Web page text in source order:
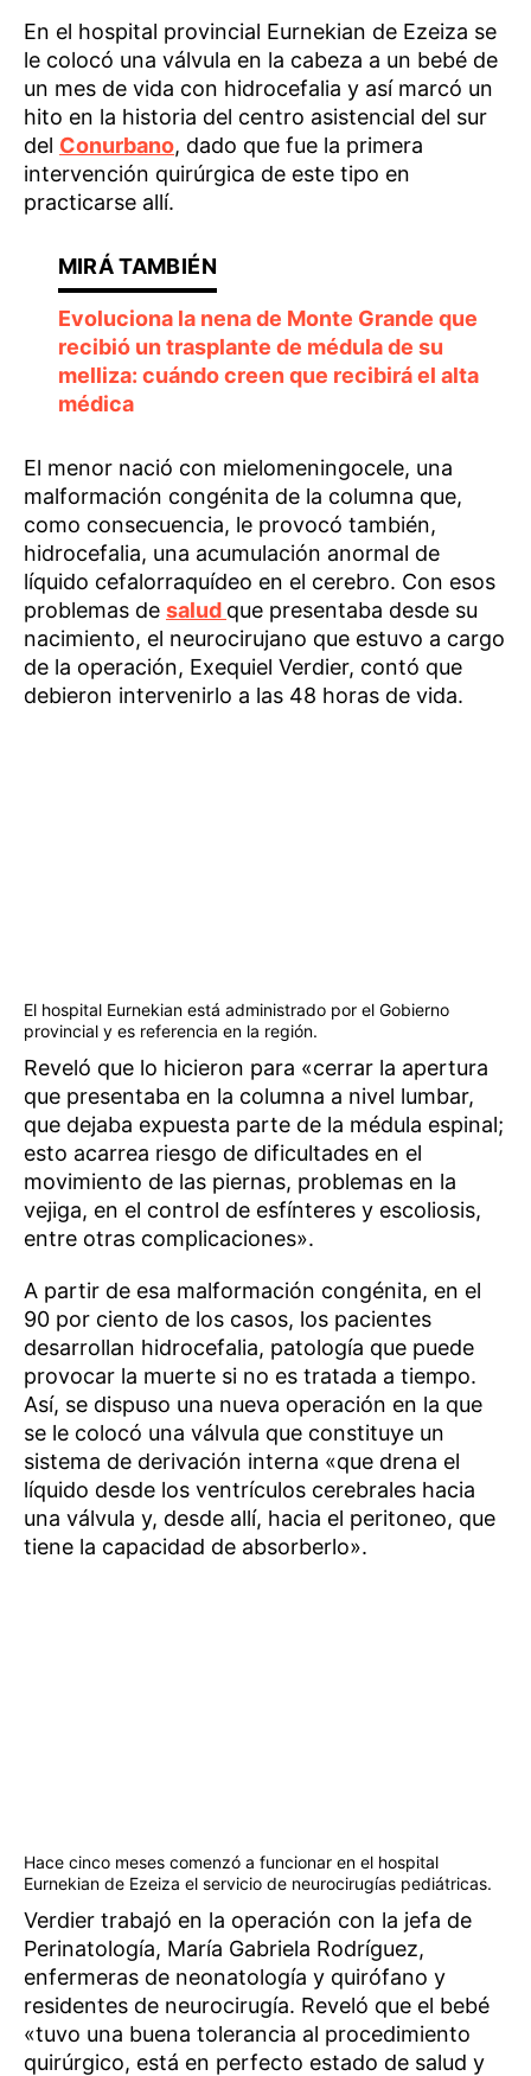
En el hospital provincial Eurnekian de Ezeiza se
le colocó una válvula en la cabeza a un bebé de
un mes de vida con hidrocefalia y así marcó un
hito en la historia del centro asistencial del sur
del Conurbano, dado que fue la primera
intervención quirúrgica de este tipo en
practicarse allí.
Evoluciona la nena de Monte Grande que
recibió un trasplante de médula de su
melliza: cuándo creen que recibirá el alta
médica
El menor nació con mielomeningocele, una
malformación congénita de la columna que,
como consecuencia, le provocó también,
hidrocefalia, una acumulación anormal de
líquido cefalorraquídeo en el cerebro. Con esos
problemas de salud que presentaba desde su
nacimiento, el neurocirujano que estuvo a cargo
de la operación, Exequiel Verdier, contó que
debieron intervenirlo a las 48 horas de vida.
El hospital Eurnekian está administrado por el Gobierno
provincial y es referencia en la región.
Reveló que lo hicieron para «cerrar la apertura
que presentaba en la columna a nivel lumbar,
que dejaba expuesta parte de la médula espinal;
esto acarrea riesgo de dificultades en el
movimiento de las piernas, problemas en la
vejiga, en el control de esfínteres y escoliosis,
entre otras complicaciones».
A partir de esa malformación congénita, en el
90 por ciento de los casos, los pacientes
desarrollan hidrocefalia, patología que puede
provocar la muerte si no es tratada a tiempo.
Así, se dispuso una nueva operación en la que
se le colocó una válvula que constituye un
sistema de derivación interna «que drena el
líquido desde los ventrículos cerebrales hacia
una válvula y, desde allí, hacia el peritoneo, que
tiene la capacidad de absorberlo».
Hace cinco meses comenzó a funcionar en el hospital
Eurnekian de Ezeiza el servicio de neurocirugías pediátricas.
Verdier trabajó en la operación con la jefa de
Perinatología, María Gabriela Rodríguez,
enfermeras de neonatología y quirófano y
residentes de neurocirugía. Reveló que el bebé
«tuvo una buena tolerancia al procedimiento
quirúrgico, está en perfecto estado de salud y